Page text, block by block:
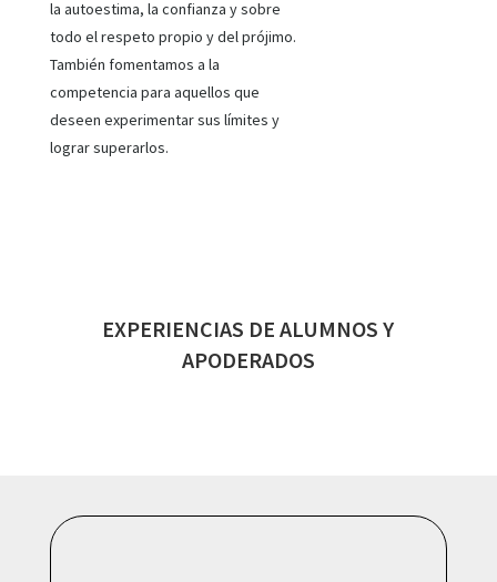
la autoestima, la confianza y sobre
todo el respeto propio y del prójimo.
También fomentamos a la
competencia para aquellos que
deseen experimentar sus límites y
lograr superarlos.
EXPERIENCIAS DE ALUMNOS Y
APODERADOS